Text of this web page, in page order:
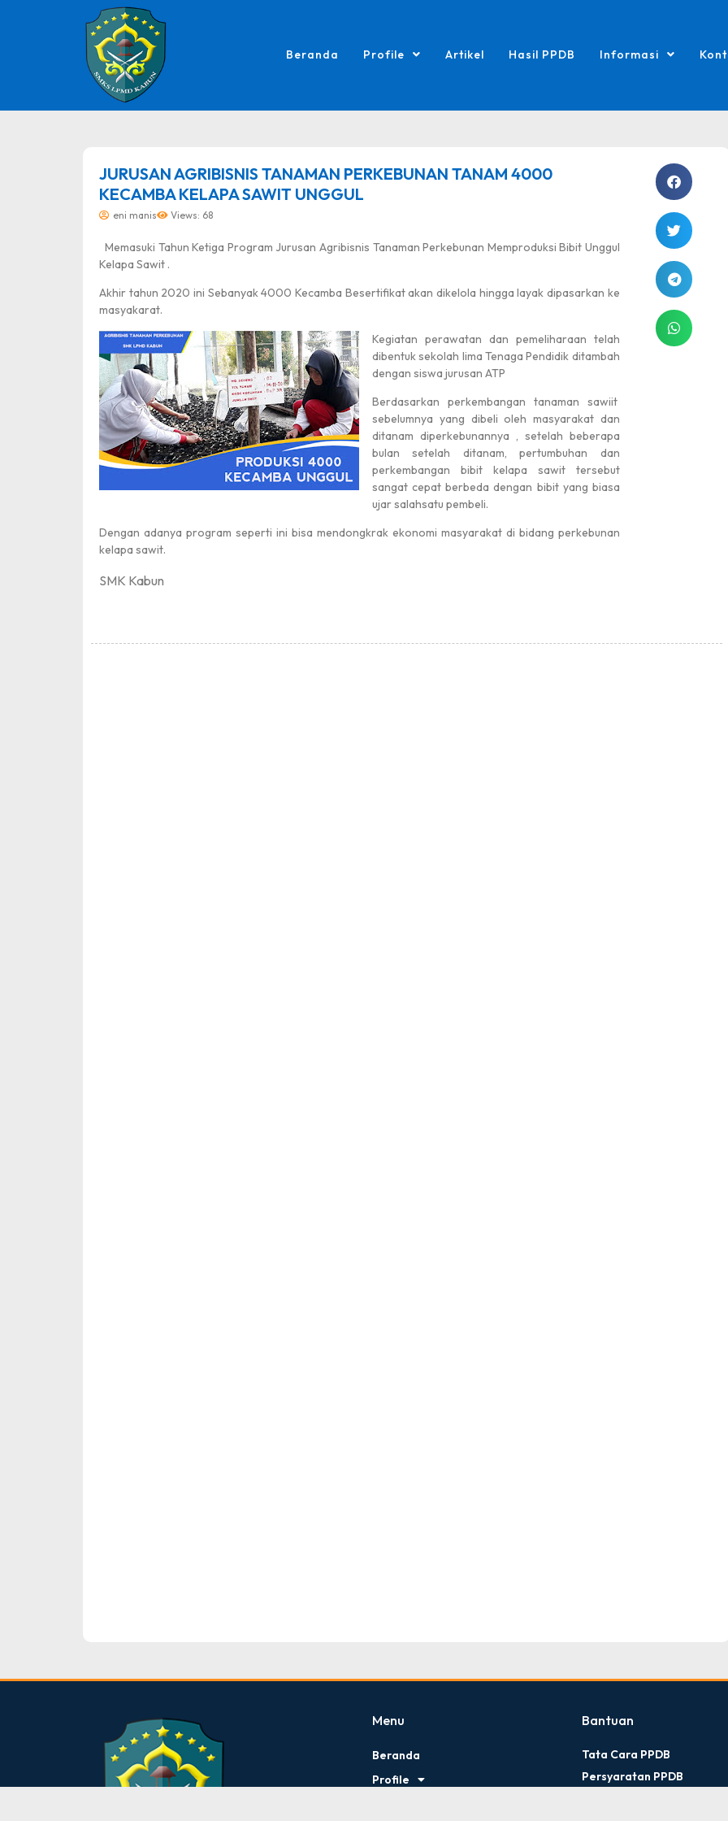
Beranda Profile Artikel Hasil PPDB Informasi
JURUSAN AGRIBISNIS TANAMAN PERKEBUNAN TANAM 4000
KECAMBA KELAPA SAWIT UNGGUL
eni manis Views: 68
Memasuki Tahun Ketiga Program Jurusan Agribisnis Tanaman Perkebunan Memproduksi Bibit Unggul
Kelapa Sawit .
Akhir tahun 2020 ini Sebanyak 4000 Kecamba Besertifikat akan dikelola hingga layak dipasarkan ke
masyakarat.
Kegiatan perawatan dan pemeliharaan telah
dibentuk sekolah lima Tenaga Pendidik ditambah
dengan siswa jurusan ATP
Berdasarkan perkembangan tanaman sawiit
sebelumnya yang dibeli oleh masyarakat dan
ditanam diperkebunannya , setelah beberapa
bulan setelah ditanam, pertumbuhan dan
perkembangan bibit kelapa sawit tersebut
sangat cepat berbeda dengan bibit yang biasa
ujar salahsatu pembeli.
Dengan adanya program seperti ini bisa mendongkrak ekonomi masyarakat di bidang perkebunan
kelapa sawit.
SMK Kabun
Menu
Beranda
Profile
Bantuan
Tata Cara PPDB
Persyaratan PPDB